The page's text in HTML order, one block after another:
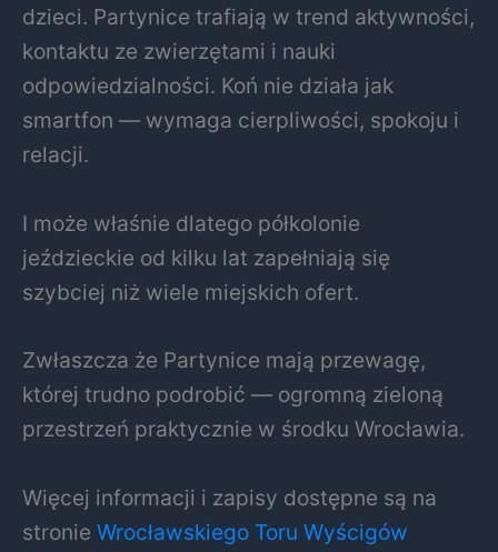
dzieci. Partynice trafiają w trend aktywności,
kontaktu ze zwierzętami i nauki
odpowiedzialności. Koń nie działa jak
smartfon — wymaga cierpliwości, spokoju i
relacji.
I może właśnie dlatego półkolonie
jeździeckie od kilku lat zapełniają się
szybciej niż wiele miejskich ofert.
Zwłaszcza że Partynice mają przewagę,
której trudno podrobić — ogromną zieloną
przestrzeń praktycznie w środku Wrocławia.
Więcej informacji i zapisy dostępne są na
stronie Wrocławskiego Toru Wyścigów